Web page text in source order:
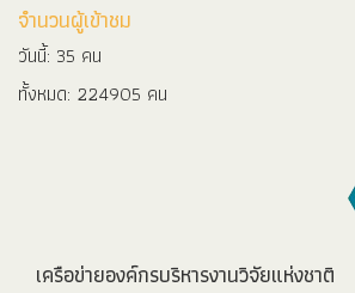
จำนวนผู้เข้าชม
วันนี้: 35 คน
ทั้งหมด: 224905 คน
เครือข่ายองค์กรบริหารงานวิจัยแห่งชาติ